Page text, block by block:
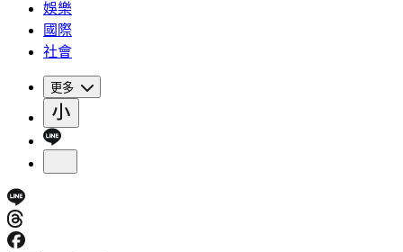
娛樂
國際
社會
更多